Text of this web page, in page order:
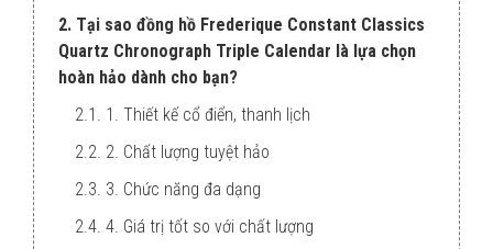
2. Tại sao đồng hồ Frederique Constant Classics
Quartz Chronograph Triple Calendar là lựa chọn
hoàn hảo dành cho bạn?
2.1. 1. Thiết kế cổ điển, thanh lịch
2.2. 2. Chất lượng tuyệt hảo
2.3. 3. Chức năng đa dạng
2.4. 4. Giá trị tốt so với chất lượng